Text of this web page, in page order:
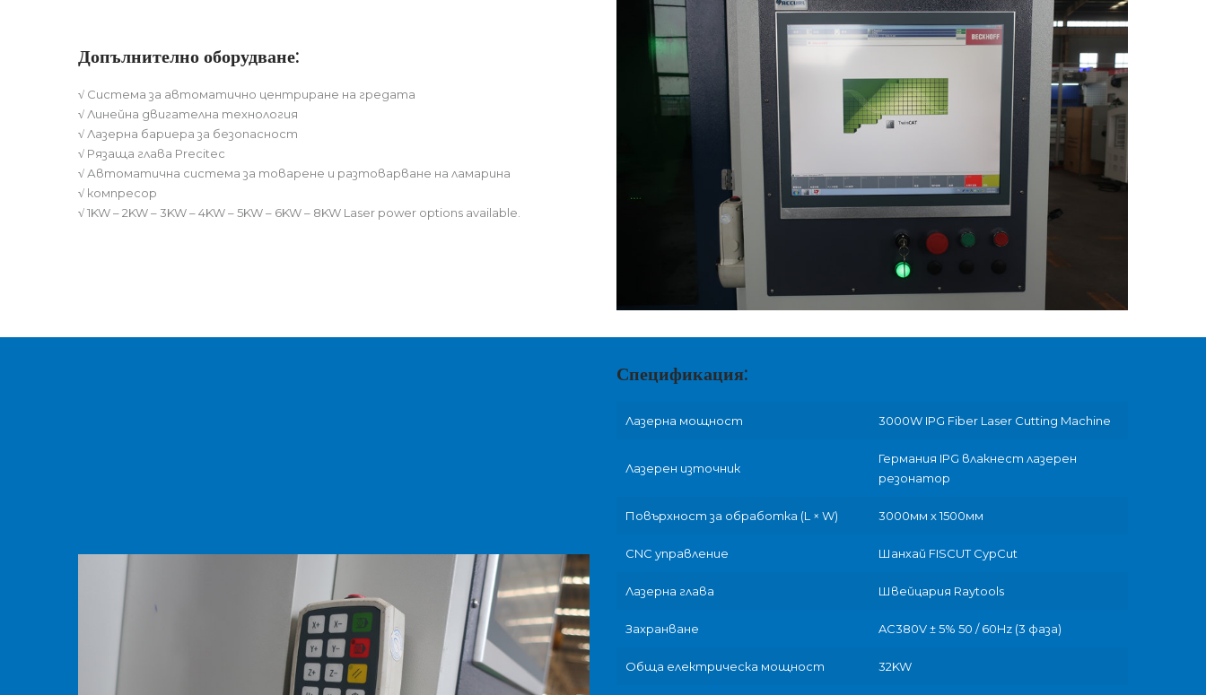
Допълнително оборудване:
√ Система за автоматично центриране на гредата
√ Линейна двигателна технология
√ Лазерна бариера за безопасност
√ Рязаща глава Precitec
√ Автоматична система за товарене и разтоварване на ламарина
√ компресор
√1KW – 2KW – 3KW – 4KW – 5KW – 6KW – 8KW Laser power options available.
Спецификация:
Лазерна мощност 3000W IPG Fiber Laser Cutting Machine
Лазерен източник
Германия IPG влакнест лазерен
резонатор
Повърхност за обработка (L × W) 3000мм х 1500мм
CNC управление Шанхай FISCUT CypCut
Лазерна глава Швейцария Raytools
Захранване AC380V ± 5% 50 / 60Hz (3 фаза)
Обща електрическа мощност 32KW